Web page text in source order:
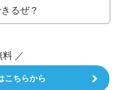
るぜ？
料 ／
こちらから